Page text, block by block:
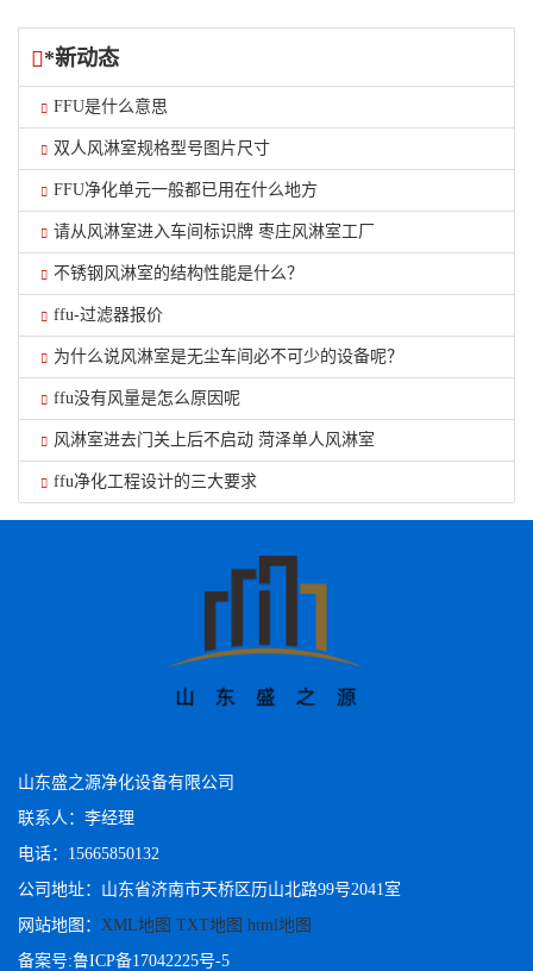
*新动态
FFU是什么意思
双人风淋室规格型号图片尺寸
FFU净化单元一般都已用在什么地方
请从风淋室进入车间标识牌 枣庄风淋室工厂
不锈钢风淋室的结构性能是什么？
ffu-过滤器报价
为什么说风淋室是无尘车间必不可少的设备呢？
ffu没有风量是怎么原因呢
风淋室进去门关上后不启动 菏泽单人风淋室
ffu净化工程设计的三大要求
山东盛之源净化设备有限公司
联系人：李经理
电话：15665850132
公司地址：山东省济南市天桥区历山北路99号2041室
网站地图： XML地图 TXT地图 html地图
备案号:鲁ICP备17042225号-5